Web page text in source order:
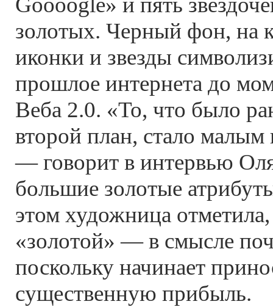
золотых. Черный фон, на
иконки и звезды
прошлое интернета до
Веба 2.0. «То, что было
второй план, стало
— говорит в интервью
большие золотые
этом художница
«золотой» — в смысле
поскольку начинает
существенную прибыль.